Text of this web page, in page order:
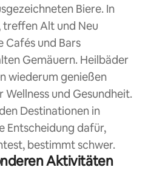
Biere. In
Alt und Neu
Cafés und Bars
Gemäuern. Heilbäder
wiederum genießen
und Gesundheit.
Destinationen in
Entscheidung dafür,
bestimmt schwer.
Aktivitäten